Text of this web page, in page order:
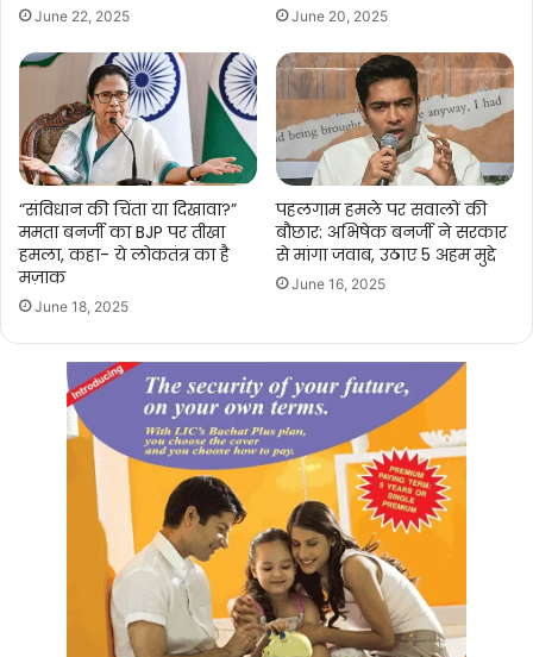
June 22, 2025 June 20, 2025
“संविधान की चिंता या दिखावा?”
ममता बनर्जी का BJP पर तीखा
हमला, कहा- ये लोकतंत्र का है
मज़ाक
June 18, 2025
पहलगाम हमले पर सवालों की
बौछार: अभिषेक बनर्जी ने सरकार
से मांगा जवाब, उठाए 5 अहम मुद्दे
June 16, 2025